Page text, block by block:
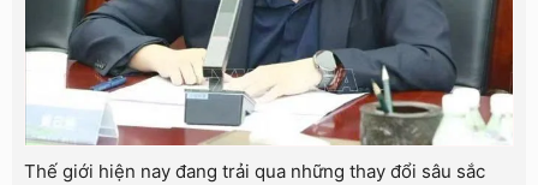
Thế giới hiện nay đang trải qua những thay đổi sâu sắc